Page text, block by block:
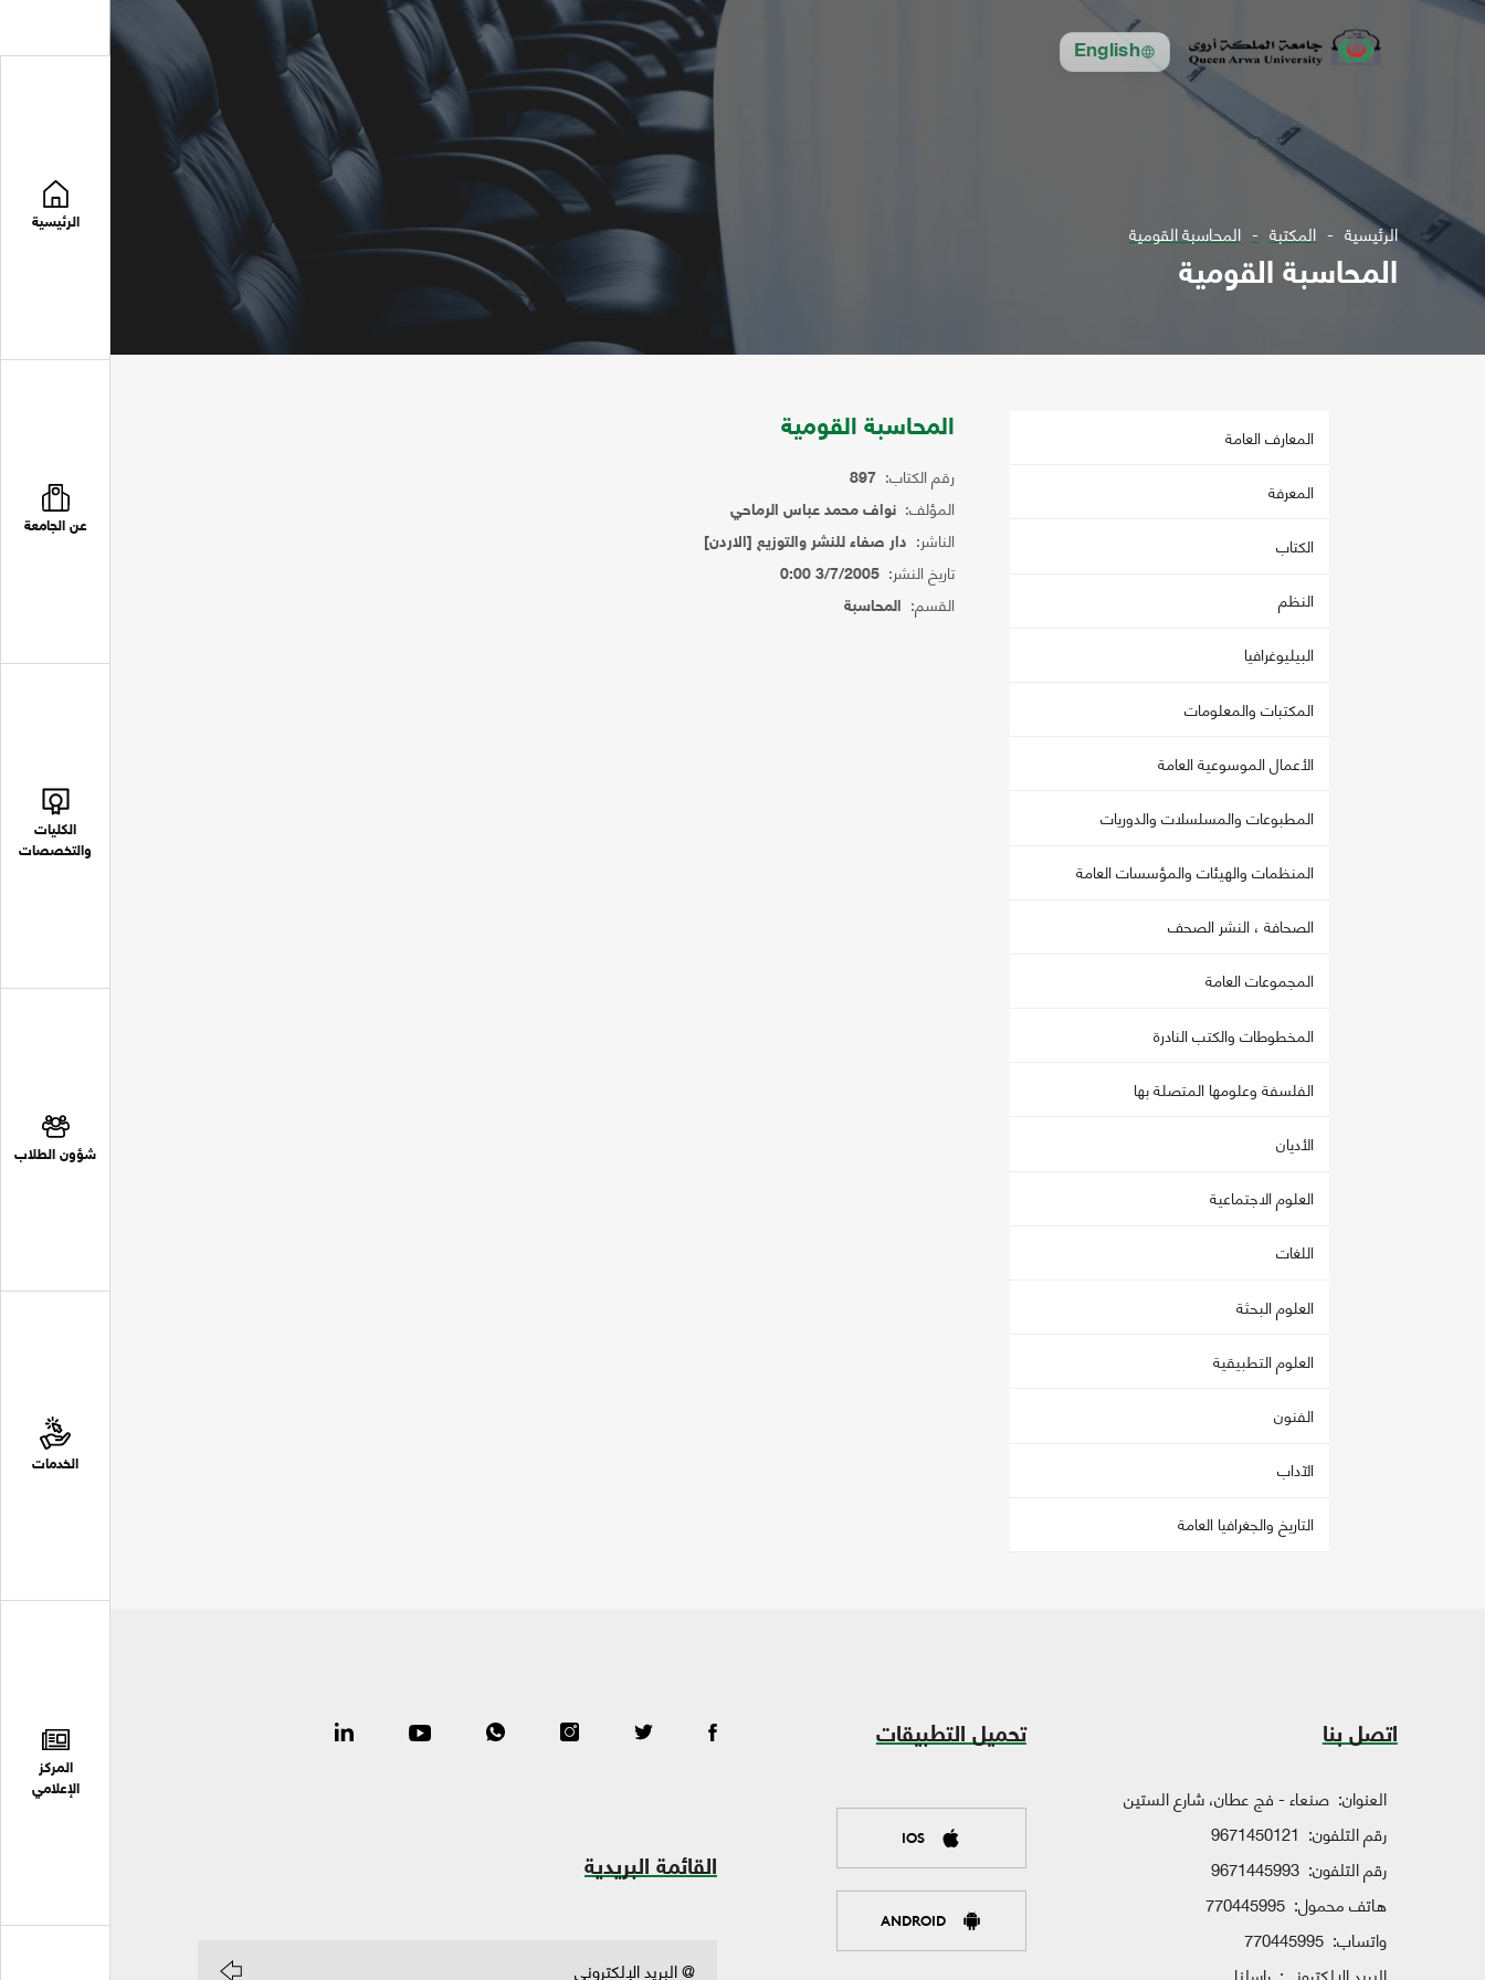
English
الرئيسية
عن الجامعة
الكليات
والتخصصات
شؤون الطلاب
الخدمات
المركز
الإعلامي
الرئيسية المكتبة المحاسبة القومية
المحاسبة القومية
المعارف العامة
المعرفة
الكتاب
النظم
البيليوغرافيا
المكتبات والمعلومات
الأعمال الموسوعية العامة
المطبوعات والمسلسلات والدوريات
المنظمات والهيئات والمؤسسات العامة
الصحافة ، النشر الصحف
المجموعات العامة
المخطوطات والكتب النادرة
الفلسفة وعلومها المتصلة بها
الأديان
العلوم الاجتماعية
اللغات
العلوم البحثة
العلوم التطبيقية
الفنون
الآداب
التاريخ والجغرافيا العامة
المحاسبة القومية
رقم الكتاب: 897
المؤلف: نواف محمد عباس الرماحي
الناشر: دار صفاء للنشر والتوزيع [الاردن]
تاريخ النشر: 3/7/2005 0:00
القسم: المحاسبة
اتصل بنا
العنوان: صنعاء - فج عطان، شارع الستين
رقم التلفون: 9671450121
رقم التلفون: 9671445993
هاتف محمول: 770445995
واتساب: 770445995
تحميل التطبيقات
IOS
ANDROID
القائمة البريدية